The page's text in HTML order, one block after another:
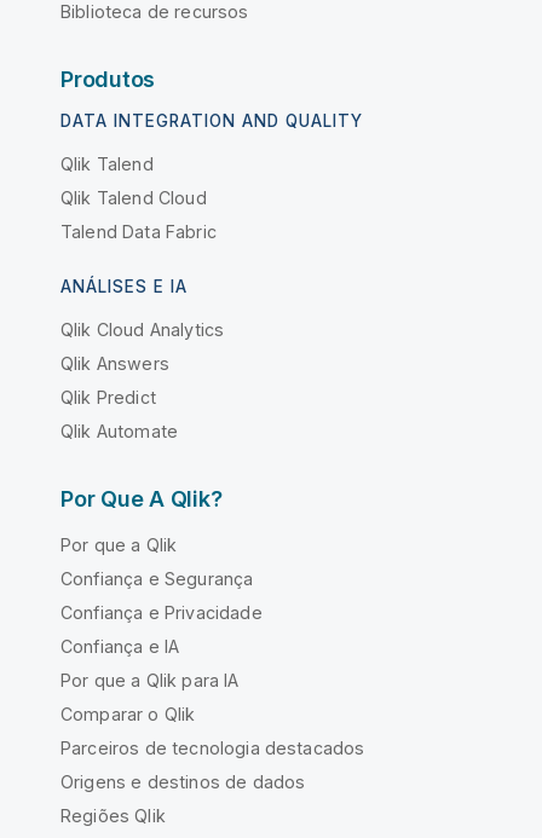
Biblioteca de recursos
Produtos
DATA INTEGRATION AND QUALITY
Qlik Talend
Qlik Talend Cloud
Talend Data Fabric
ANÁLISES E IA
Qlik Cloud Analytics
Qlik Answers
Qlik Predict
Qlik Automate
Por Que A Qlik?
Por que a Qlik
Confiança e Segurança
Confiança e Privacidade
Confiança e IA
Por que a Qlik para IA
Comparar o Qlik
Parceiros de tecnologia destacados
Origens e destinos de dados
Regiões Qlik